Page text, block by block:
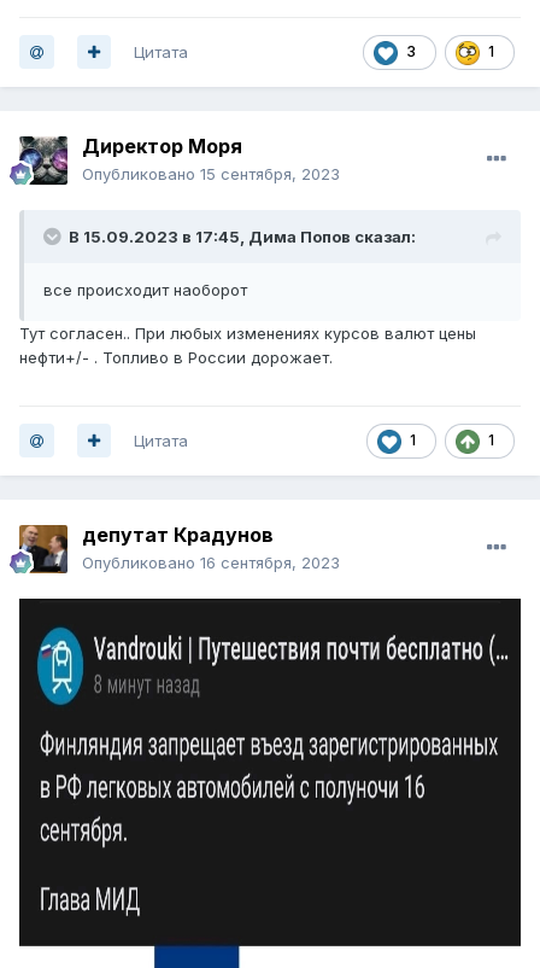
3 1
Цитата
Директор Моря
Опубликовано 15 сентября, 2023
В 15.09.2023 в 17:45, Дима Попов сказал:
все происходит наоборот
Тут согласен.. При любых изменениях курсов валют цены
нефти+/- . Топливо в России дорожает.
1 1
Цитата
депутат Крадунов
Опубликовано 16 сентября, 2023